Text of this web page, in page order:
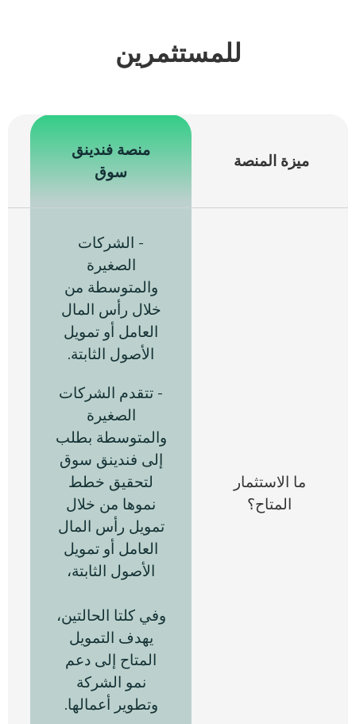
للمستثمرين
ميزة المنصة
منصة فندينق
سوق
ما الاستثمار
المتاح؟
- الشركات
الصغيرة
والمتوسطة من
خلال رأس المال
العامل أو تمويل
الأصول الثابتة.
- تتقدم الشركات
الصغيرة
والمتوسطة بطلب
إلى فندينق سوق
لتحقيق خطط
نموها من خلال
تمويل رأس المال
العامل أو تمويل
الأصول الثابتة،
وفي كلتا الحالتين،
يهدف التمويل
المتاح إلى دعم
نمو الشركة
وتطوير أعمالها.